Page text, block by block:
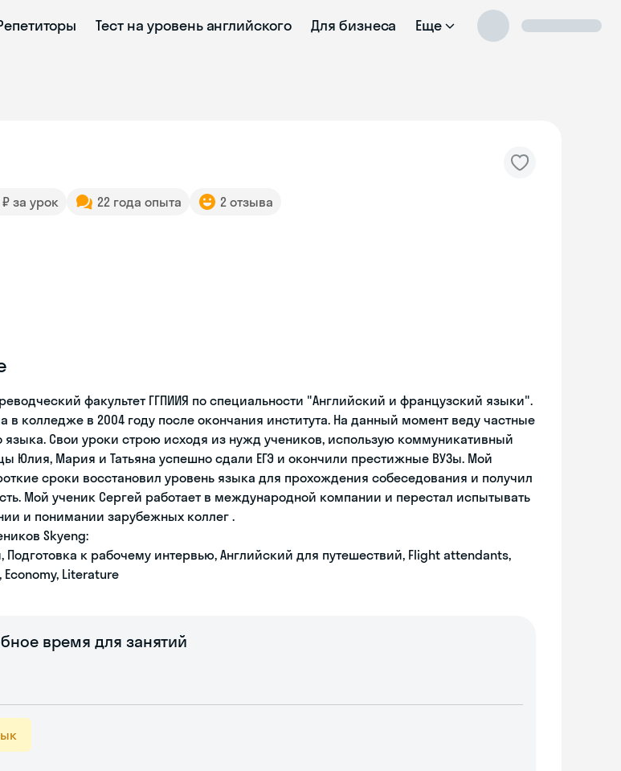
Тест на уровень английского Для бизнеса Еще
₽ за урок 22 года опыта 2 отзыва
факультет ГГПИИЯ по специальности "Английский и французский языки".
в колледже в 2004 году после окончания института. На данный момент веду частные
языка. Свои уроки строю исходя из нужд учеников, использую коммуникативный
Юлия, Мария и Татьяна успешно сдали ЕГЭ и окончили престижные ВУЗы. Мой
сроки восстановил уровень языка для прохождения собеседования и получил
Мой ученик Сергей работает в международной компании и перестал испытывать
и понимании зарубежных коллег .
Skyeng:
к рабочему интервью, Английский для путешествий, Flight attendants,
Economy, Literature
время для занятий